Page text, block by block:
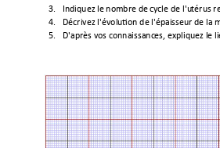
3. Indiquez le nombre decycle de l'utérus
4.
Décrivez l'évolution de l'épaisseur de la
5.
D'après vos connaissances, expliquez le